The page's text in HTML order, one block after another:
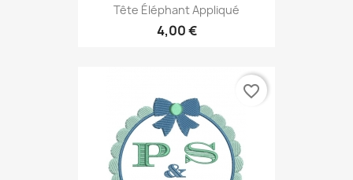
Tête Éléphant Appliqué
4,00 €
favorite_border